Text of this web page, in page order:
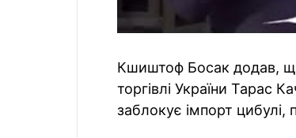
Кшиштоф Босак додав,
торгівлі України Тарас
заблокує імпорт цибулі,